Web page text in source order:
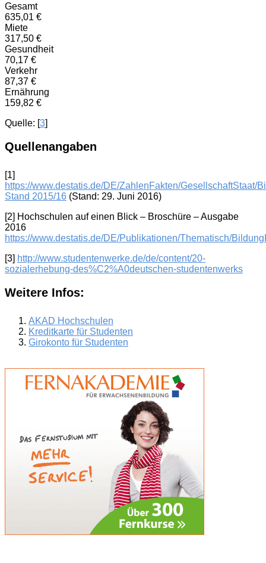
Gesamt
635,01 €
Miete
317,50 €
Gesundheit
70,17 €
Verkehr
87,37 €
Ernährung
159,82 €
Quelle: [3]
Quellenangaben
[1]
https://www.destatis.de/DE/ZahlenFakten/
Stand 2015/16 (Stand: 29. Juni 2016)
[2] Hochschulen auf einen Blick – Broschüre – Ausgabe
2016
https://www.destatis.de/DE/Publikationen/Thematisch/
[3] http://www.studentenwerke.de/de/content/20-
sozialerhebung-des%C2%A0deutschen-studentenwerks
Weitere Infos:
AKAD Hochschulen
Kreditkarte für Studenten
Girokonto für Studenten